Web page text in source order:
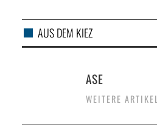
AUS DEM KIEZ
ASE
WEITERE ARTIKEL